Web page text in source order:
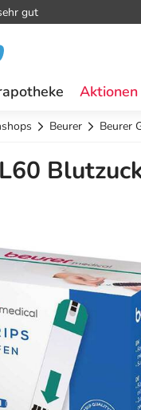
gut
Aktionen
Beurer Beurer